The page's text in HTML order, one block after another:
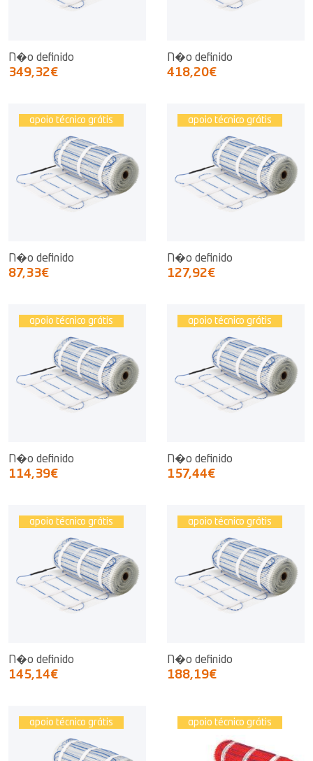
N�o definido
349,32€
N�o definido
418,20€
apoio técnico grátis
N�o definido
87,33€
apoio técnico grátis
N�o definido
127,92€
apoio técnico grátis
N�o definido
114,39€
apoio técnico grátis
N�o definido
157,44€
apoio técnico grátis
N�o definido
145,14€
apoio técnico grátis
N�o definido
188,19€
apoio técnico grátis apoio técnico grátis